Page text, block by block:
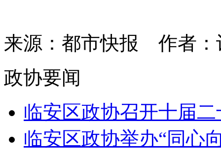
来源：都市快报 作者
政协要闻
临安区政协召开十届
临安区政协举办“同心